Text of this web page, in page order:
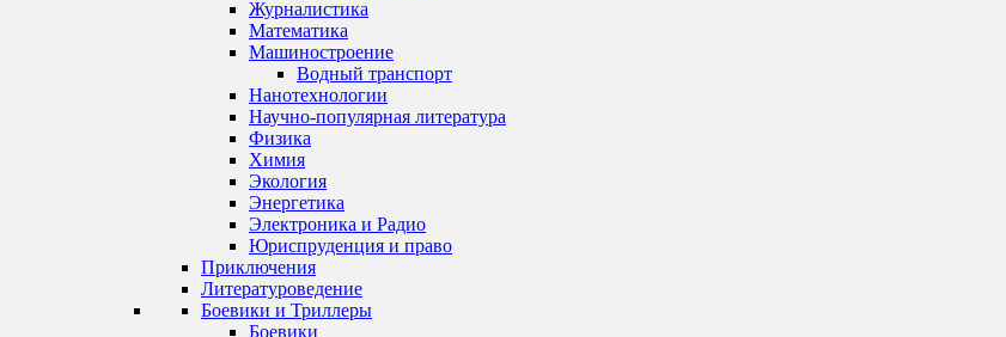
Журналистика
Математика
Машиностроение
Водный транспорт
Нанотехнологии
Научно-популярная литература
Физика
Химия
Экология
Энергетика
Электроника и Радио
Юриспруденция и право
Приключения
Литературоведение
Боевики и Триллеры
Боевики